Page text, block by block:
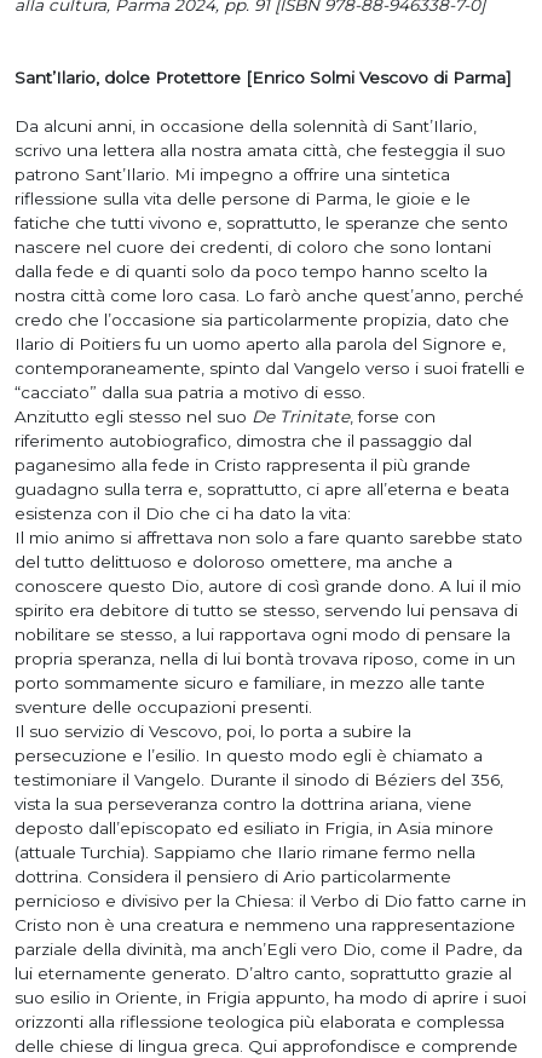
alla cultura, Parma 2024, pp. 91 [ISBN 978-88-946338-7-0]
Sant’Ilario, dolce Protettore [Enrico Solmi Vescovo di Parma]
Da alcuni anni, in occasione della solennità di Sant’Ilario,
scrivo una lettera alla nostra amata città, che festeggia il suo
patrono Sant’Ilario. Mi impegno a offrire una sintetica
riflessione sulla vita delle persone di Parma, le gioie e le
fatiche che tutti vivono e, soprattutto, le speranze che sento
nascere nel cuore dei credenti, di coloro che sono lontani
dalla fede e di quanti solo da poco tempo hanno scelto la
nostra città come loro casa. Lo farò anche quest’anno, perché
credo che l’occasione sia particolarmente propizia, dato che
Ilario di Poitiers fu un uomo aperto alla parola del Signore e,
contemporaneamente, spinto dal Vangelo verso i suoi fratelli e
“cacciato” dalla sua patria a motivo di esso.
Anzitutto egli stesso nel suo De Trinitate, forse con
riferimento autobiografico, dimostra che il passaggio dal
paganesimo alla fede in Cristo rappresenta il più grande
guadagno sulla terra e, soprattutto, ci apre all’eterna e beata
esistenza con il Dio che ci ha dato la vita:
Il mio animo si affrettava non solo a fare quanto sarebbe stato
del tutto delittuoso e doloroso omettere, ma anche a
conoscere questo Dio, autore di così grande dono. A lui il mio
spirito era debitore di tutto se stesso, servendo lui pensava di
nobilitare se stesso, a lui rapportava ogni modo di pensare la
propria speranza, nella di lui bontà trovava riposo, come in un
porto sommamente sicuro e familiare, in mezzo alle tante
sventure delle occupazioni presenti.
Il suo servizio di Vescovo, poi, lo porta a subire la
persecuzione e l’esilio. In questo modo egli è chiamato a
testimoniare il Vangelo. Durante il sinodo di Béziers del 356,
vista la sua perseveranza contro la dottrina ariana, viene
deposto dall’episcopato ed esiliato in Frigia, in Asia minore
(attuale Turchia). Sappiamo che Ilario rimane fermo nella
dottrina. Considera il pensiero di Ario particolarmente
pernicioso e divisivo per la Chiesa: il Verbo di Dio fatto carne in
Cristo non è una creatura e nemmeno una rappresentazione
parziale della divinità, ma anch’Egli vero Dio, come il Padre, da
lui eternamente generato. D’altro canto, soprattutto grazie al
suo esilio in Oriente, in Frigia appunto, ha modo di aprire i suoi
orizzonti alla riflessione teologica più elaborata e complessa
delle chiese di lingua greca. Qui approfondisce e comprende